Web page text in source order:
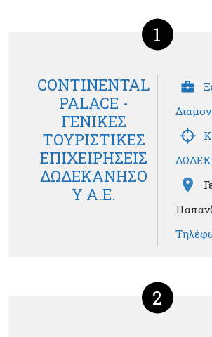
1
CONTINENTAL
PALACE -
ΓΕΝΙΚΕΣ
ΤΟΥΡΙΣΤΙΚΕΣ
ΕΠΙΧΕΙΡΗΣΕΙΣ
ΔΩΔΕΚΑΝΗΣΟ
Υ Α.Ε.
2